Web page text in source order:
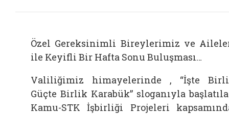
Özel Gereksinimli Bireylerimiz ve
ile Keyifli Bir Hafta Sonu Buluşması…
Valiliğimiz himayelerinde , “İşte
Güçte Birlik Karabük” sloganıyla
Kamu-STK İşbirliği Projeleri